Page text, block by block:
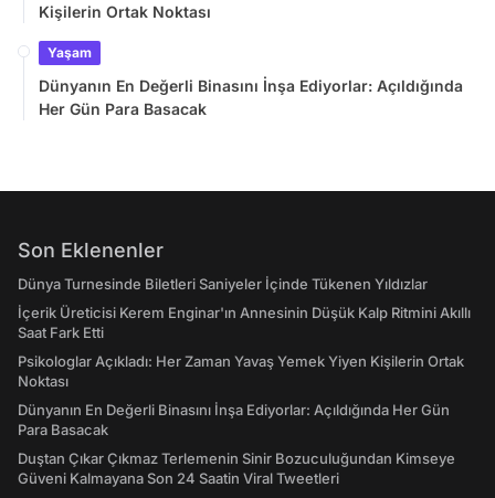
Kişilerin Ortak Noktası
Yaşam
Dünyanın En Değerli Binasını İnşa Ediyorlar: Açıldığında
Her Gün Para Basacak
Son Eklenenler
Dünya Turnesinde Biletleri Saniyeler İçinde Tükenen Yıldızlar
İçerik Üreticisi Kerem Enginar'ın Annesinin Düşük Kalp Ritmini Akıllı
Saat Fark Etti
Psikologlar Açıkladı: Her Zaman Yavaş Yemek Yiyen Kişilerin Ortak
Noktası
Dünyanın En Değerli Binasını İnşa Ediyorlar: Açıldığında Her Gün
Para Basacak
Duştan Çıkar Çıkmaz Terlemenin Sinir Bozuculuğundan Kimseye
Güveni Kalmayana Son 24 Saatin Viral Tweetleri